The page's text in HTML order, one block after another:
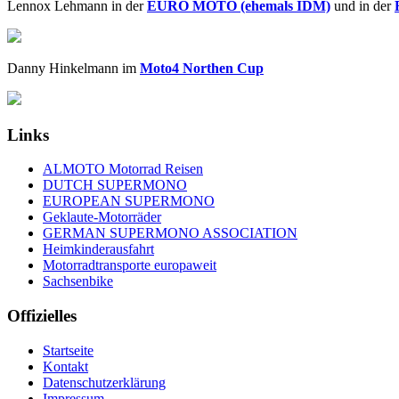
Lennox Lehmann in derEURO MOTO (ehemals IDM) und in der
Danny Hinkelmann im Moto4 Northen Cup
Links
ALMOTO Motorrad Reisen
DUTCH SUPERMONO
EUROPEAN SUPERMONO
Geklaute-Motorräder
GERMAN SUPERMONO ASSOCIATION
Heimkinderausfahrt
Motorradtransporte europaweit
Sachsenbike
Offizielles
Startseite
Kontakt
Datenschutzerklärung